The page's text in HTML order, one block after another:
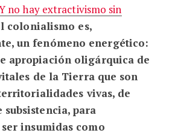
no hay extractivismo sin
colonialismo es,
un fenómeno energético:
apropiación oligárquica de
de la Tierra que son
vivas, de
subsistencia, para
insumidas como